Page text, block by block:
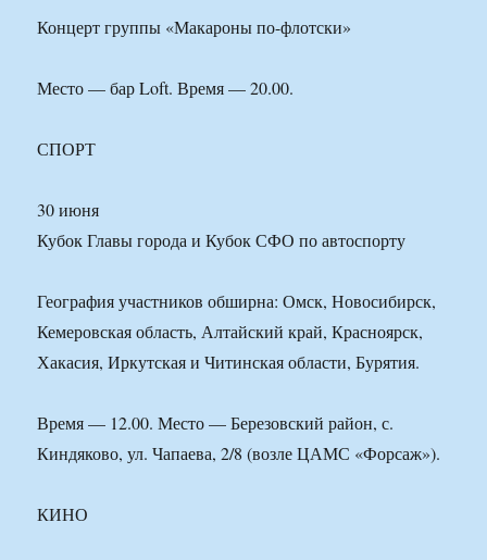
Концерт группы «Макароны по-флотски»
Место — бар Loft. Время — 20.00.
СПОРТ
30 июня
Кубок Главы города и Кубок СФО по автоспорту
География участников обширна: Омск, Новосибирск,
Кемеровская область, Алтайский край, Красноярск,
Хакасия, Иркутская и Читинская области, Бурятия.
Время — 12.00. Место — Березовский район, с.
Киндяково, ул. Чапаева, 2/8 (возле ЦАМС «Форсаж»).
КИНО